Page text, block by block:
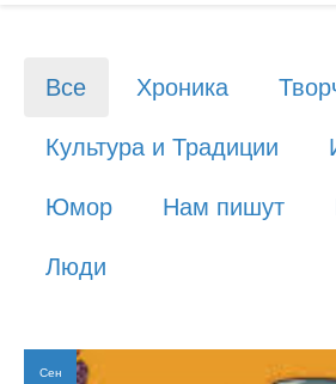
Культура и
Хроника
Люди
Все Хроника
Культура и Традиции
Юмор Нам пишут
Люди
Сен